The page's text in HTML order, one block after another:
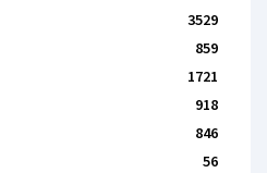
3529
859
1721
918
846
56